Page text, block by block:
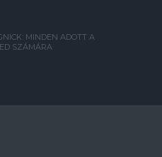
MINDEN ADOTT A
SZÁMÁRA